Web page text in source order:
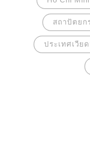
สถาปัตยก
ประเทศเวีย